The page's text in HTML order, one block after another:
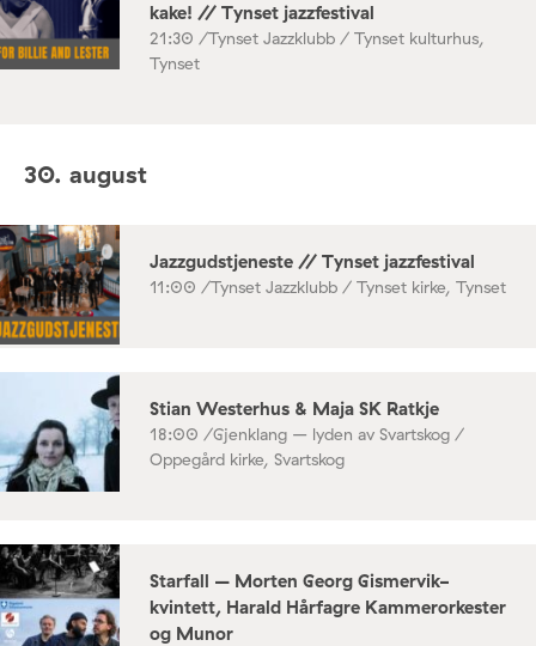
kake! // Tynset jazzfestival
21:30 /Tynset Jazzklubb / Tynset kulturhus,
Tynset
30. august
Jazzgudstjeneste // Tynset jazzfestival
11:00 /Tynset Jazzklubb / Tynset kirke, Tynset
Stian Westerhus & Maja SK Ratkje
18:00 /Gjenklang – lyden av Svartskog /
Oppegård kirke, Svartskog
Starfall – Morten Georg Gismervik-
kvintett, Harald Hårfagre Kammerorkester
og Munor